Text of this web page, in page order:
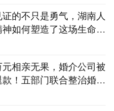
的不只是勇气，湖南人
如何塑造了这场生命接
元相亲无果，婚介公司被
！五部门联合整治婚介